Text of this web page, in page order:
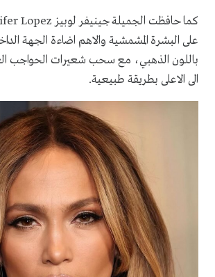
على البشرة المشمشية والاهم اضاءة الجهة
باللون الذهبي، مع سحب شعيرات الحواجب
الى الاعلى بطريقة طبيعية.